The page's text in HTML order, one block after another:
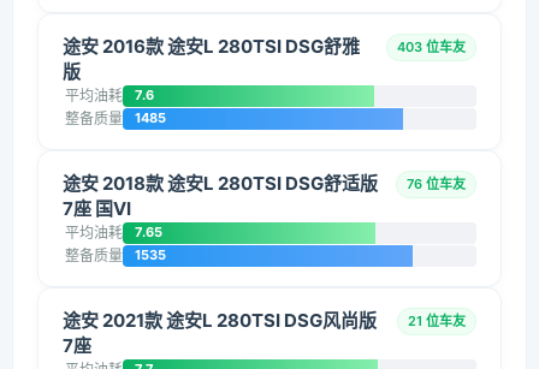
途安 2016款 途安L 280TSI DSG舒雅
版
403 位车友
平均油耗 7.6
整备质量 1485
途安 2018款 途安L 280TSI DSG舒适版
7座 国VI
76 位车友
平均油耗 7.65
整备质量 1535
途安 2021款 途安L 280TSI DSG风尚版
7座
21 位车友